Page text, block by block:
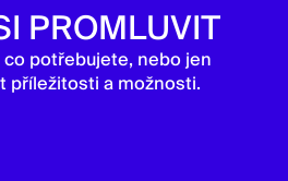
PROMLUVIT
potřebujete, nebo jen
příležitosti a možnosti.